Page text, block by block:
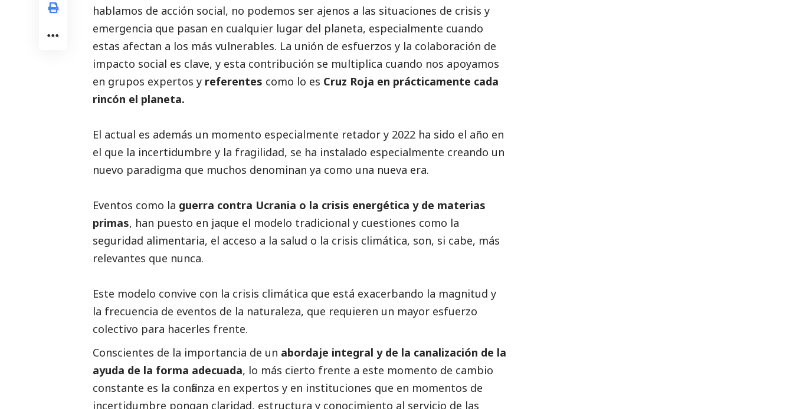
hablamos de acción social, no podemos ser ajenos a las situaciones de crisis y
emergencia que pasan en cualquier lugar del planeta, especialmente cuando
estas afectan a los más vulnerables. La unión de esfuerzos y la colaboración de
impacto social es clave, y esta contribución se multiplica cuando nos apoyamos
en grupos expertos y referentes como lo es Cruz Roja en prácticamente cada
rincón el planeta.
El actual es además un momento especialmente retador y 2022 ha sido el año en
el que la incertidumbre y la fragilidad, se ha instalado especialmente creando un
nuevo paradigma que muchos denominan ya como una nueva era.
Eventos como la guerra contra Ucrania o la crisis energética y de materias
primas, han puesto en jaque el modelo tradicional y cuestiones como la
seguridad alimentaria, el acceso a la salud o la crisis climática, son, si cabe, más
relevantes que nunca.
Este modelo convive con la crisis climática que está exacerbando la magnitud y
la frecuencia de eventos de la naturaleza, que requieren un mayor esfuerzo
colectivo para hacerles frente.
Conscientes de la importancia de un abordaje integral y de la canalización de la
ayuda de la forma adecuada, lo más cierto frente a este momento de cambio
constante es la confianza en expertos y en instituciones que en momentos de
incertidumbre pongan claridad, estructura y conocimiento al servicio de las